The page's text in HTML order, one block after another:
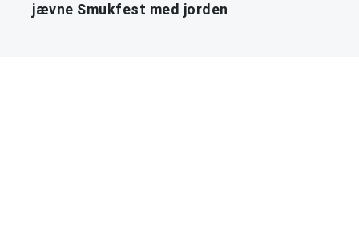
jævne Smukfest med jorden